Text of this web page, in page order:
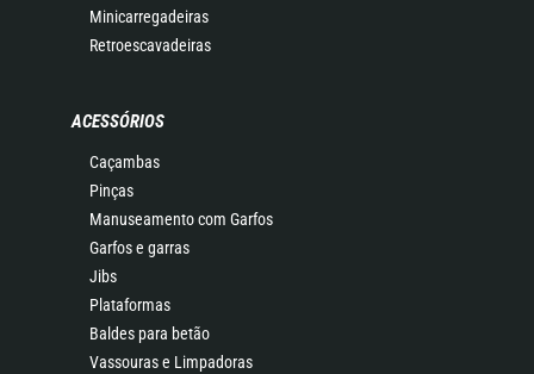
Minicarregadeiras
Retroescavadeiras
ACESSÓRIOS
Caçambas
Pinças
Manuseamento com Garfos
Garfos e garras
Jibs
Plataformas
Baldes para betão
Vassouras e Limpadoras